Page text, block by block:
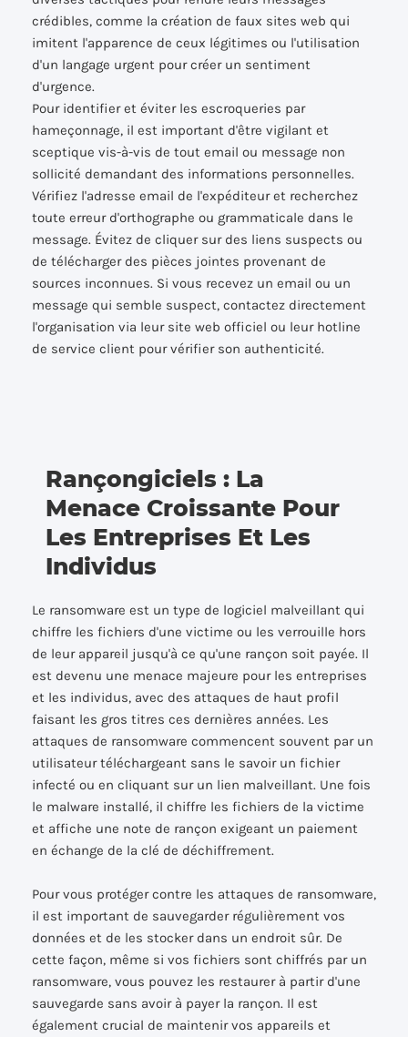
crédibles, comme la création de faux sites web qui
imitent l'apparence de ceux légitimes ou l'utilisation
d'un langage urgent pour créer un sentiment
d'urgence.
Pour identifier et éviter les escroqueries par
hameçonnage, il est important d'être vigilant et
sceptique vis-à-vis de tout email ou message non
sollicité demandant des informations personnelles.
Vérifiez l'adresse email de l'expéditeur et recherchez
toute erreur d'orthographe ou grammaticale dans le
message. Évitez de cliquer sur des liens suspects ou
de télécharger des pièces jointes provenant de
sources inconnues. Si vous recevez un email ou un
message qui semble suspect, contactez directement
l'organisation via leur site web officiel ou leur hotline
de service client pour vérifier son authenticité.
Rançongiciels : La
Menace Croissante Pour
Les Entreprises Et Les
Individus
Le ransomware est un type de logiciel malveillant qui
chiffre les fichiers d'une victime ou les verrouille hors
de leur appareil jusqu'à ce qu'une rançon soit payée. Il
est devenu une menace majeure pour les entreprises
et les individus, avec des attaques de haut profil
faisant les gros titres ces dernières années. Les
attaques de ransomware commencent souvent par un
utilisateur téléchargeant sans le savoir un fichier
infecté ou en cliquant sur un lien malveillant. Une fois
le malware installé, il chiffre les fichiers de la victime
et affiche une note de rançon exigeant un paiement
en échange de la clé de déchiffrement.
Pour vous protéger contre les attaques de ransomware,
il est important de sauvegarder régulièrement vos
données et de les stocker dans un endroit sûr. De
cette façon, même si vos fichiers sont chiffrés par un
ransomware, vous pouvez les restaurer à partir d'une
sauvegarde sans avoir à payer la rançon. Il est
également crucial de maintenir vos appareils et